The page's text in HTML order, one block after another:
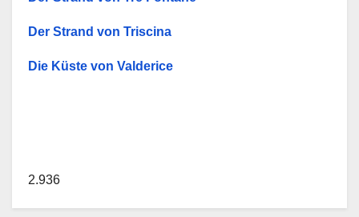
Der Strand von Triscina
Die Küste von Valderice
2.936